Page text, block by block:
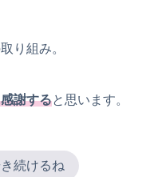
り組み。
謝すると思います。
続けるね